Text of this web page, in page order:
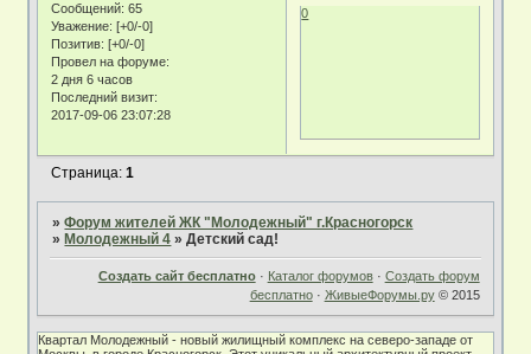
Сообщений: 65
Уважение: [+0/-0]
Позитив: [+0/-0]
Провел на форуме:
2 дня 6 часов
Последний визит:
2017-09-06 23:07:28
0
Страница:1
»Форум жителей ЖК "Молодежный" г.Красногорск
» Молодежный 4 »Детский сад!
Создать сайт бесплатно· Каталог форумов· Создать форум
бесплатно· ЖивыеФорумы.ру© 2015
Квартал Молодежный - новый жилищный комплекс на северо-западе от